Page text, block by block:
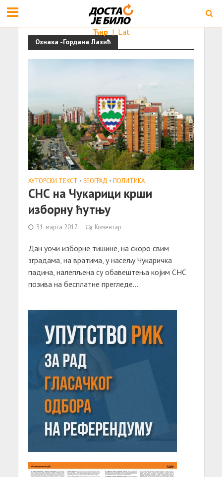
Ћир | Lat
Ознака -Гордана Лазић
АУТОРСКИ ТЕКСТ • БЕОГРАД • ПОЛИТИКА
СНС на Чукарици крши
изборну ћутњу
31. марта 2017. Коментар
Дан уочи изборне тишине, на скоро свим
зградама, на вратима, у насељу Чукаричка
падина, налепљена су обавештења којим СНС
позива на бесплатне прегледе...